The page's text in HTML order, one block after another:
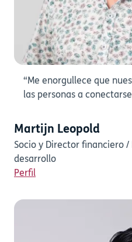
“Me enorgullece que
las personas a
Martijn Leopold
Socio y Director financiero
desarrollo
Perfil